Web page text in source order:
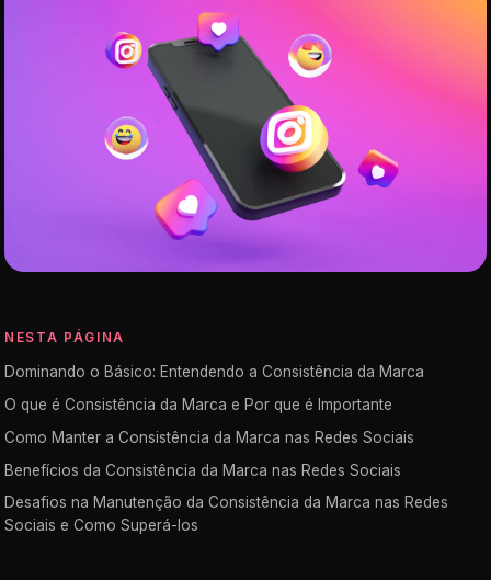
NESTA PÁGINA
Dominando o Básico: Entendendo a Consistência da Marca
O que é Consistência da Marca e Por que é Importante
Como Manter a Consistência da Marca nas Redes Sociais
Benefícios da Consistência da Marca nas Redes Sociais
Desafios na Manutenção da Consistência da Marca nas Redes
Sociais e Como Superá-los